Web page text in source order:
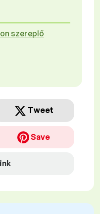
szereplő
Tweet
Save